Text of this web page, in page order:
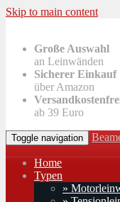
Skip to main content
Große Auswahl
an Leinwänden
Sicherer Einkauf
über Amazon
ab 39 Euro
Toggle navigation
Home
Typen
»